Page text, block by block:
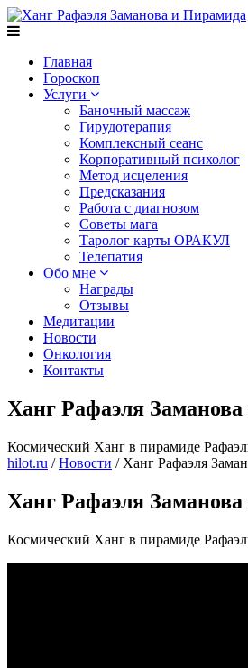
Главная
Гороскоп
Услуги
Баночный массаж
Гирудотерапия
Комплексный сеанс
Корпоративный психолог
Метод исцеления
Предсказания
Работа с диагнозом
Советы мага
Таролог карты ОРАКУЛ
Телепатия
Обо мне
Награды
Отзывы
Медитации
Новости
Онкология
Контакты
Ханг Рафаэля
Космический Ханг в пирамиде
hilot.ru /Новости / Ханг Рафаэля
Ханг Рафаэля
Космический Ханг в пирамиде